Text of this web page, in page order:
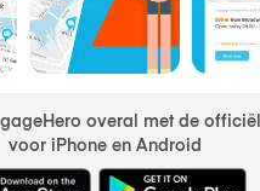
overal met de
voor iPhone en Android